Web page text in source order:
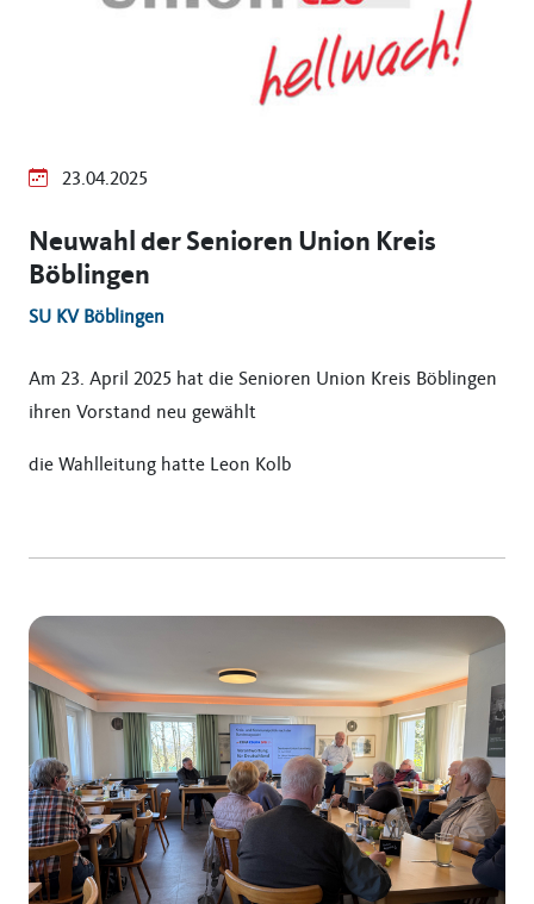
23.04.2025
Neuwahl der Senioren Union Kreis
Böblingen
SU KV Böblingen
Am 23. April 2025 hat die Senioren Union Kreis Böblingen
ihren Vorstand neu gewählt
die Wahlleitung hatte Leon Kolb